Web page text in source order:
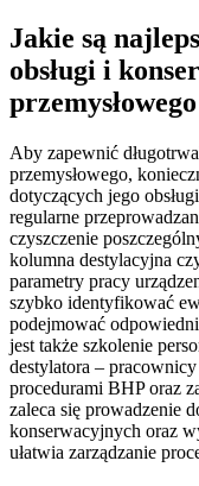
Jakie są
obsługi i
przemysłowego
Aby zapewnić
przemysłowego,
dotyczących jego
regularne
czyszczenie
kolumna destylacyjna
parametry pracy
szybko identyfikować
podejmować
jest także szkolenie
destylatora –
procedurami BHP oraz
zaleca się prowadzenie
konserwacyjnych oraz
ułatwia zarządzanie